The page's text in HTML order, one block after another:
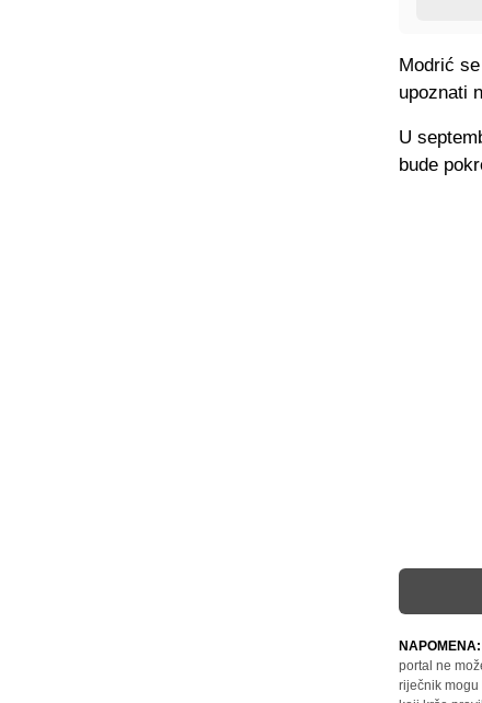
Modrić
upoznati
U
bude
NAPOMENA:
portal ne
riječnik mogu